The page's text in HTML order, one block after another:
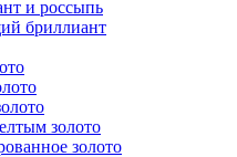
и россыпь
бриллиант
золото
золото